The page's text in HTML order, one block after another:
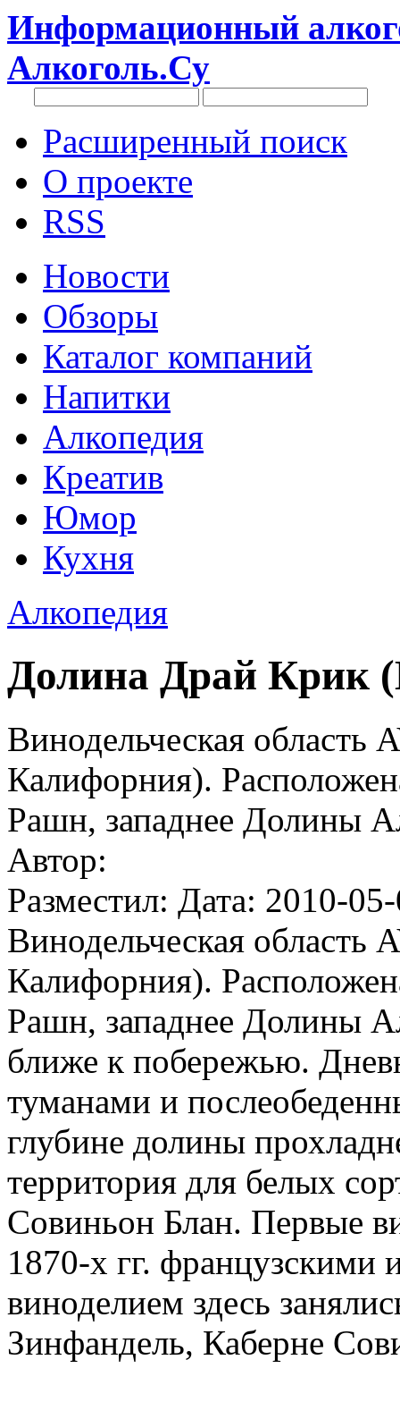
Информационный
Алкоголь.Су
Расширенный поиск
О проекте
RSS
Новости
Обзоры
Каталог компаний
Напитки
Алкопедия
Креатив
Юмор
Кухня
Алкопедия
Долина Драй Крик
Винодельческая область
Калифорния).
Рашн, западнее Долины
Автор:
Разместил: Дата: 2010-
Винодельческая область
Калифорния).
Рашн, западнее Долины
ближе к побережью.
туманами и
глубине долины
территория для белых
Совиньон Блан. Первые
1870-х гг. французскими
виноделием здесь
Зинфандель, Каберне